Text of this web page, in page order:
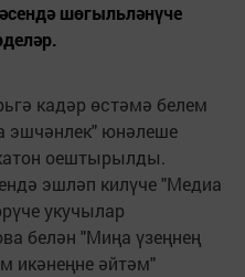
шөгыльләнүче
кадәр өстәмә белем
юнәлеше
оештырылды.
эшләп килүче "Медиа
укучылар
белән "Миңа үзеңнең
икәнеңне әйтәм"